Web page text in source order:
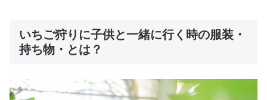
いちご狩りに子供と一緒に行く時の服装・
持ち物・とは？